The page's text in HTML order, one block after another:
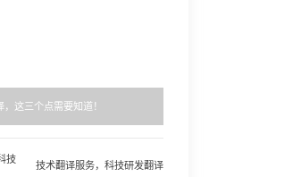
这三个点需要知道！
技术翻译服务，科技研发翻译